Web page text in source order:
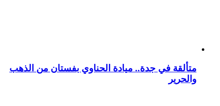
متألقة في جدة.. ميادة الحناوي بفستان من الذهب
والحرير